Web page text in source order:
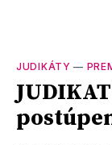
JUDIKÁTY —